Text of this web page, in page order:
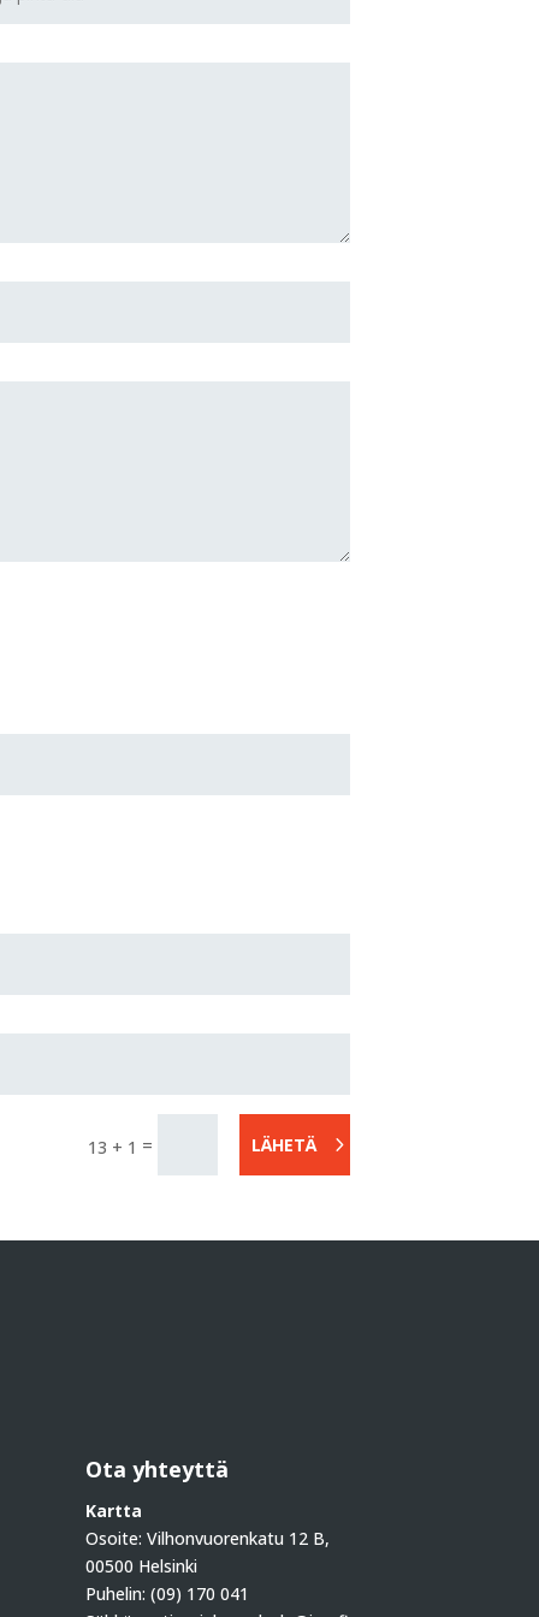
13 + 1 = LÄHETÄ
Ota yhteyttä
Kartta
Osoite: Vilhonvuorenkatu 12 B,
00500 Helsinki
Puhelin: (09) 170 041